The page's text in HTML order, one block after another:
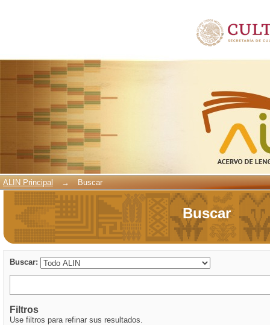
ALIN Principal → Buscar
Buscar
Buscar:
Filtros
Use filtros para refinar sus resultados.